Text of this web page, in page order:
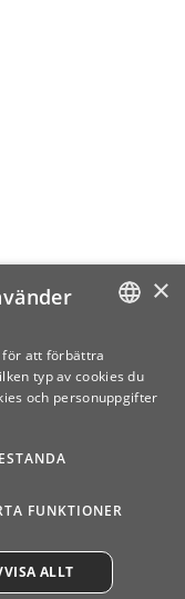
SWEDISH
×
för att förbättra
typ av cookies du
och personuppgifter
FUNKTIONER
ALLT